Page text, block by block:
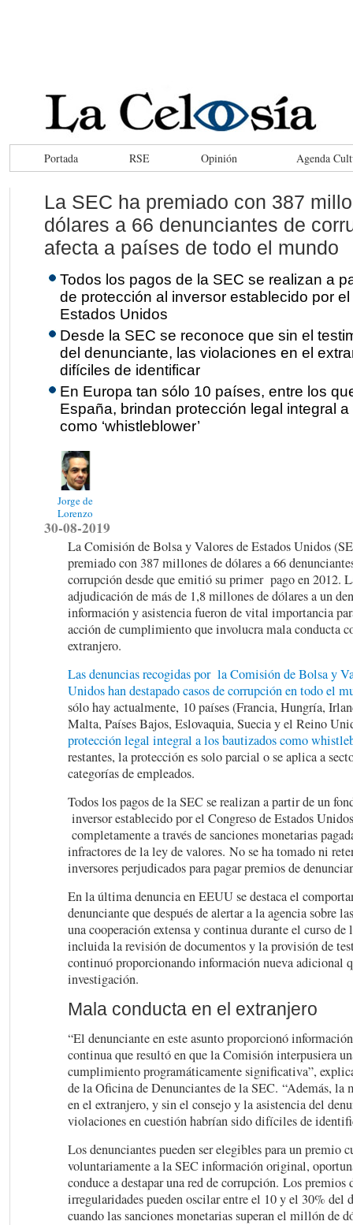
Portada RSE Opinión Agenda
La SEC ha premiado con 387
dólares a 66 denunciantes de
afecta a países de todo el mundo
Todos los pagos de la SEC se realizan a
de protección al inversor establecido por
Estados Unidos
Desde la SEC se reconoce que sin el
del denunciante, las violaciones en el
difíciles de identificar
En Europa tan sólo 10 países, entre los
España, brindan protección legal integral
como ‘whistleblower’
Jorge de
Lorenzo
30-08-2019
La Comisión de Bolsa y Valores de Estados Unidos
premiado con 387 millones de dólares a 66
corrupción desde que emitió su primer pago en 2012.
adjudicación de más de 1,8 millones de dólares a un
información y asistencia fueron de vital importancia
acción de cumplimiento que involucra mala conducta
extranjero.
Las denuncias recogidas por la Comisión de Bolsa y
Unidos han destapado casos de corrupción en todo el
sólo hay actualmente, 10 países (Francia, Hungría,
Malta, Países Bajos, Eslovaquia, Suecia y el Reino
protección legal integral a los bautizados como
restantes, la protección es solo parcial o se aplica a
categorías de empleados.
Todos los pagos de la SEC se realizan a partir de un
inversor establecido por el Congreso de Estados
completamente a través de sanciones monetarias
infractores de la ley de valores. No se ha tomado ni
inversores perjudicados para pagar premios de
En la última denuncia en EEUU se destaca el
denunciante que después de alertar a la agencia sobre
una cooperación extensa y continua durante el curso
incluida la revisión de documentos y la provisión de
continuó proporcionando información nueva adicional
investigación.
Mala conducta en el extranjero
“El denunciante en este asunto proporcionó
continua que resultó en que la Comisión interpusiera
cumplimiento programáticamente significativa”,
de la Oficina de Denunciantes de la SEC. “Además, la
en el extranjero, y sin el consejo y la asistencia del
violaciones en cuestión habrían sido difíciles de
Los denunciantes pueden ser elegibles para un premio
voluntariamente a la SEC información original,
conduce a destapar una red de corrupción. Los premios
irregularidades pueden oscilar entre el 10 y el 30% del
cuando las sanciones monetarias superan el millón de